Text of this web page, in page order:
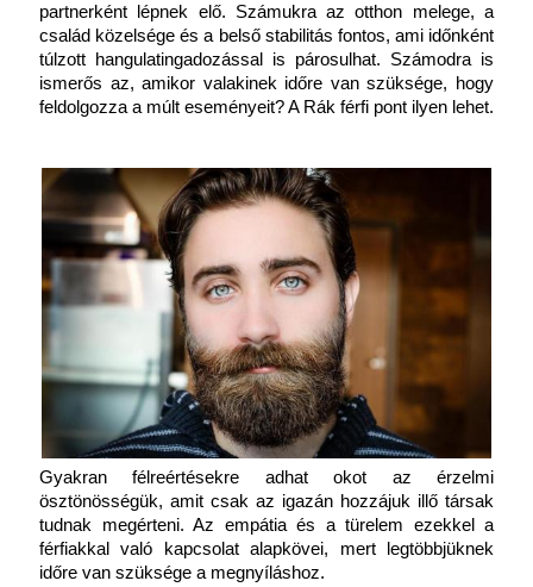
partnerként lépnek elő. Számukra az otthon melege, a
család közelsége és a belső stabilitás fontos, ami időnként
túlzott hangulatingadozással is párosulhat. Számodra is
ismerős az, amikor valakinek időre van szüksége, hogy
feldolgozza a múlt eseményeit? A Rák férfi pont ilyen lehet.
Gyakran félreértésekre adhat okot az érzelmi
ösztönösségük, amit csak az igazán hozzájuk illő társak
tudnak megérteni. Az empátia és a türelem ezekkel a
férfiakkal való kapcsolat alapkövei, mert legtöbbjüknek
időre van szüksége a megnyíláshoz.